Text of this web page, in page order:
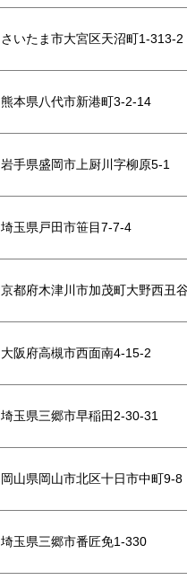
さいたま市大宮区天沼町1-313-2
熊本県八代市新港町3-2-14
岩手県盛岡市上厨川字柳原5-1
埼玉県戸田市笹目7-7-4
京都府木津川市加茂町大野西丑
大阪府高槻市西面南4-15-2
埼玉県三郷市早稲田2-30-31
岡山県岡山市北区十日市中町9-8
埼玉県三郷市番匠免1-330